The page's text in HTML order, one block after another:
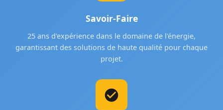
Savoir-Faire
25 ans d'expérience dans le domaine de l'énergie,
garantissant des solutions de haute qualité pour chaque
projet.